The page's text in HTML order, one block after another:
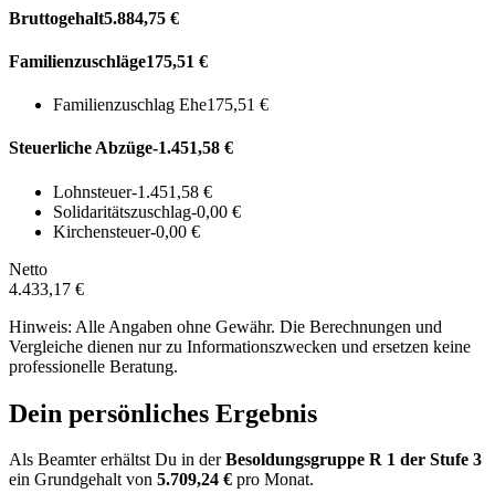
Bruttogehalt5.884,75 €
Familienzuschläge175,51 €
Familienzuschlag Ehe175,51 €
Steuerliche Abzüge-1.451,58 €
Lohnsteuer-1.451,58 €
Solidaritätszuschlag-0,00 €
Kirchensteuer-0,00 €
Netto
4.433,17 €
Hinweis: Alle Angaben ohne Gewähr. Die Berechnungen und
Vergleiche dienen nur zu Informationszwecken und ersetzen keine
professionelle Beratung.
Dein persönliches Ergebnis
Als Beamter erhältst Du in derBesoldungsgruppe R 1 der Stufe 3
ein Grundgehalt von 5.709,24 € pro Monat.